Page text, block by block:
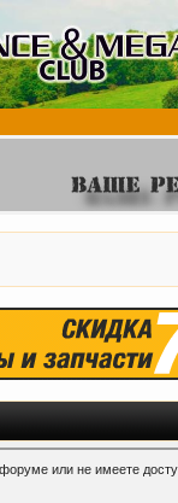
или не имеете